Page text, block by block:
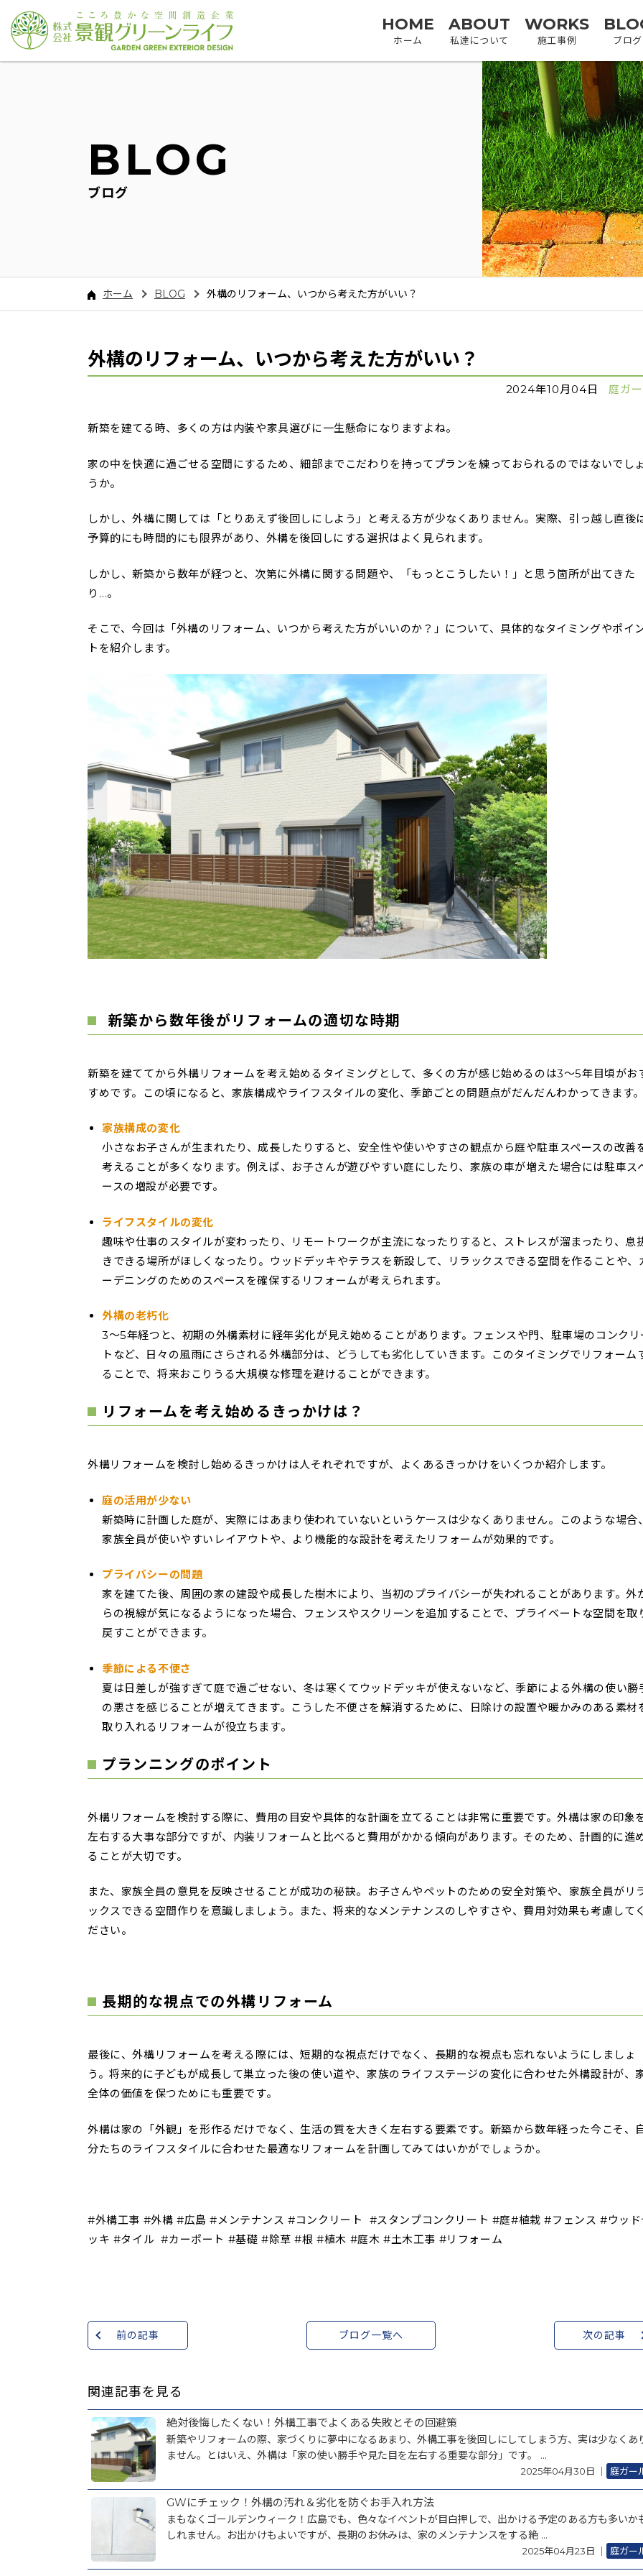
HOME
ホーム
ABOUT
私達について
WORKS
施工事例 ブログ
BLOG
ブログ
ホーム BLOG 外構のリフォーム、いつから考えた方がいい？
外構のリフォーム、いつから考えた方がいい？
2024年10月04日 庭ガ
新築を建てる時、多くの方は内装や家具選びに一生懸命になりますよね。
家の中を快適に過ごせる空間にするため、細部までこだわりを持ってプランを練っておられるのではないでしょ
うか。
しかし、外構に関しては「とりあえず後回しにしよう」と考える方が少なくありません。実際、引っ越し直後
予算的にも時間的にも限界があり、外構を後回しにする選択はよく見られます。
しかし、新築から数年が経つと、次第に外構に関する問題や、「もっとこうしたい！」と思う箇所が出てきた
り…。
そこで、今回は「外構のリフォーム、いつから考えた方がいいのか？」について、具体的なタイミングやポイ
トを紹介します。
新築から数年後がリフォームの適切な時期
新築を建ててから外構リフォームを考え始めるタイミングとして、多くの方が感じ始めるのは3〜5年目頃がお
すめです。この頃になると、家族構成やライフスタイルの変化、季節ごとの問題点がだんだんわかってきます。
家族構成の変化
小さなお子さんが生まれたり、成長したりすると、安全性や使いやすさの観点から庭や駐車スペースの改善
考えることが多くなります。例えば、お子さんが遊びやすい庭にしたり、家族の車が増えた場合には駐車ス
ースの増設が必要です。
ライフスタイルの変化
趣味や仕事のスタイルが変わったり、リモートワークが主流になったりすると、ストレスが溜まったり、息
きできる場所がほしくなったり。ウッドデッキやテラスを新設して、リラックスできる空間を作ることや、
ーデニングのためのスペースを確保するリフォームが考えられます。
外構の老朽化
3〜5年経つと、初期の外構素材に経年劣化が見え始めることがあります。フェンスや門、駐車場のコンクリ
トなど、日々の風雨にさらされる外構部分は、どうしても劣化していきます。このタイミングでリフォーム
ることで、将来おこりうる大規模な修理を避けることができます。
リフォームを考え始めるきっかけは？
外構リフォームを検討し始めるきっかけは人それぞれですが、よくあるきっかけをいくつか紹介します。
庭の活用が少ない
新築時に計画した庭が、実際にはあまり使われていないというケースは少なくありません。このような場合、
家族全員が使いやすいレイアウトや、より機能的な設計を考えたリフォームが効果的です。
プライバシーの問題
家を建てた後、周囲の家の建設や成長した樹木により、当初のプライバシーが失われることがあります。外
らの視線が気になるようになった場合、フェンスやスクリーンを追加することで、プライベートな空間を取
戻すことができます。
季節による不便さ
夏は日差しが強すぎて庭で過ごせない、冬は寒くてウッドデッキが使えないなど、季節による外構の使い勝
の悪さを感じることが増えてきます。こうした不便さを解消するために、日除けの設置や暖かみのある素材
取り入れるリフォームが役立ちます。
プランニングのポイント
外構リフォームを検討する際に、費用の目安や具体的な計画を立てることは非常に重要です。外構は家の印象
左右する大事な部分ですが、内装リフォームと比べると費用がかかる傾向があります。そのため、計画的に進
ることが大切です。
また、家族全員の意見を反映させることが成功の秘訣。お子さんやペットのための安全対策や、家族全員がリ
ックスできる空間作りを意識しましょう。また、将来的なメンテナンスのしやすさや、費用対効果も考慮してく
ださい。
長期的な視点での外構リフォーム
最後に、外構リフォームを考える際には、短期的な視点だけでなく、長期的な視点も忘れないようにしましょ
う。将来的に子どもが成長して巣立った後の使い道や、家族のライフステージの変化に合わせた外構設計が、
全体の価値を保つためにも重要です。
外構は家の「外観」を形作るだけでなく、生活の質を大きく左右する要素です。新築から数年経った今こそ、
分たちのライフスタイルに合わせた最適なリフォームを計画してみてはいかがでしょうか。
#外構工事 #外構 #広島 #メンテナンス #コンクリート #スタンプコンクリート #庭#植栽 #フェンス #ウッド
ッキ #タイル #カーポート #基礎 #除草 #根 #植木 #庭木 #土木工事 #リフォーム
前の記事 ブログ一覧へ 次の記事
関連記事を見る
絶対後悔したくない！外構工事でよくある失敗とその回避策
新築やリフォームの際、家づくりに夢中になるあまり、外構工事を後回しにしてしまう方、実は少なくあ
ません。とはいえ、外構は「家の使い勝手や見た目を左右する重要な部分」です。 ...
2025年04月30日 ｜ 庭ガー
GWにチェック！外構の汚れ＆劣化を防ぐお手入れ方法
まもなくゴールデンウィーク！広島でも、色々なイベントが目白押しで、出かける予定のある方も多いか
しれません。お出かけもよいですが、長期のお休みは、家のメンテナンスをする絶 ...
2025年04月23日 ｜ 庭ガー